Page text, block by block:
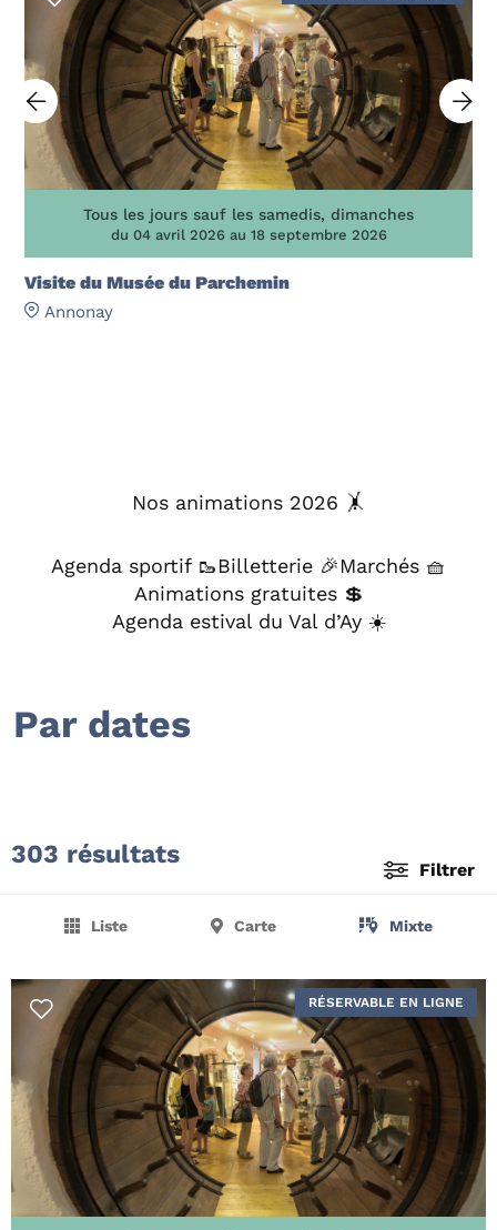
Tous les jours sauf les samedis, dimanches
du 04 avril 2026 au 18 septembre 2026
Visite du Musée du Parchemin
Annonay
Nos animations 2026 🤸
Agenda sportif 🥾Billetterie 🎉Marchés 🧺
Animations gratuites 💲
Agenda estival du Val d’Ay ☀️
Par dates
303 résultats
Filtrer
Liste Carte Mixte
RÉSERVABLE EN LIGNE